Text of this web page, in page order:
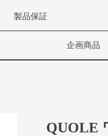
製品保証
企画商品
QUOLE